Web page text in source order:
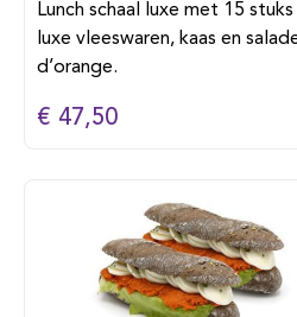
Lunch schaal luxe met 15
luxe vleeswaren, kaas en
d’orange.
€ 47,50